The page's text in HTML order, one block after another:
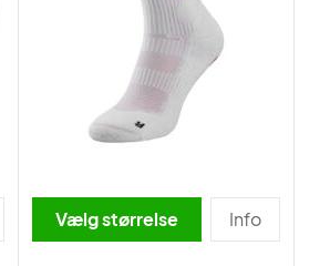
Vælg størrelse Info